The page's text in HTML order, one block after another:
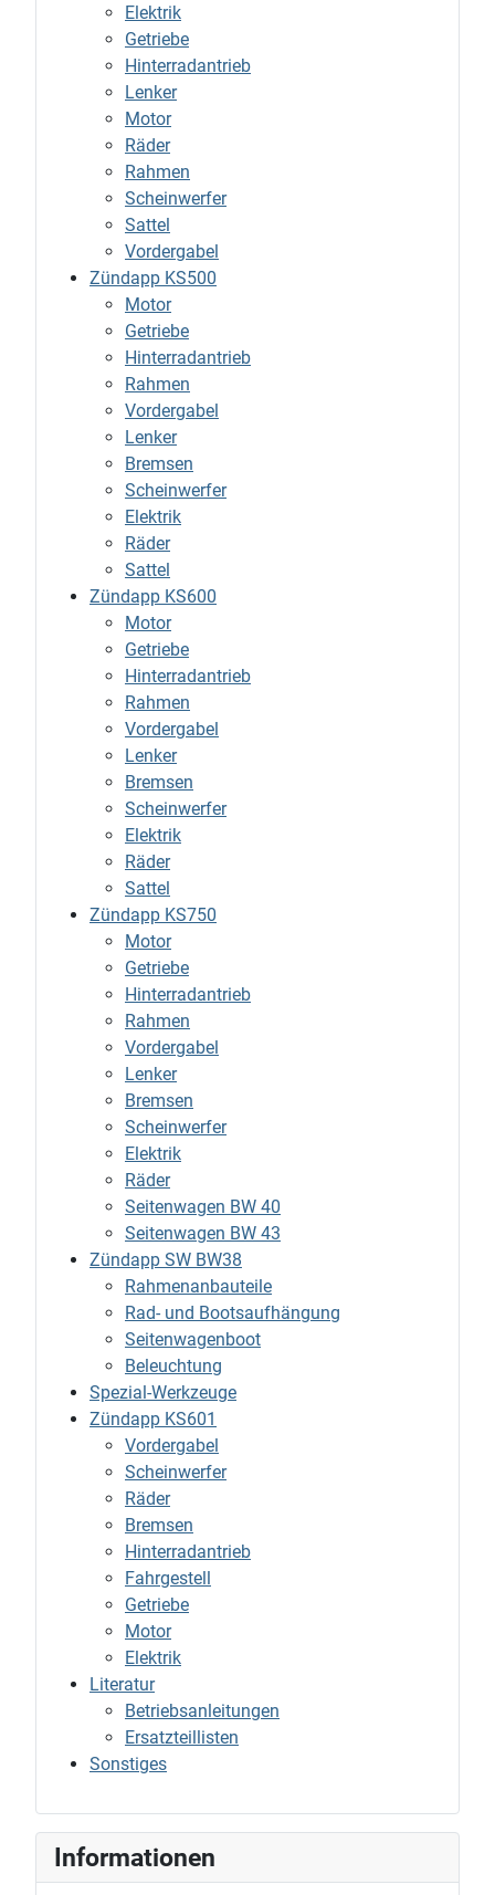
Elektrik
Getriebe
Hinterradantrieb
Lenker
Motor
Räder
Rahmen
Scheinwerfer
Sattel
Vordergabel
Zündapp KS500
Motor
Getriebe
Hinterradantrieb
Rahmen
Vordergabel
Lenker
Bremsen
Scheinwerfer
Elektrik
Räder
Sattel
Zündapp KS600
Motor
Getriebe
Hinterradantrieb
Rahmen
Vordergabel
Lenker
Bremsen
Scheinwerfer
Elektrik
Räder
Sattel
Zündapp KS750
Motor
Getriebe
Hinterradantrieb
Rahmen
Vordergabel
Lenker
Bremsen
Scheinwerfer
Elektrik
Räder
Seitenwagen BW 40
Seitenwagen BW 43
Zündapp SW BW38
Rahmenanbauteile
Rad- und Bootsaufhängung
Seitenwagenboot
Beleuchtung
Spezial-Werkzeuge
Zündapp KS601
Vordergabel
Scheinwerfer
Räder
Bremsen
Hinterradantrieb
Fahrgestell
Getriebe
Motor
Elektrik
Literatur
Betriebsanleitungen
Ersatzteillisten
Sonstiges
Informationen